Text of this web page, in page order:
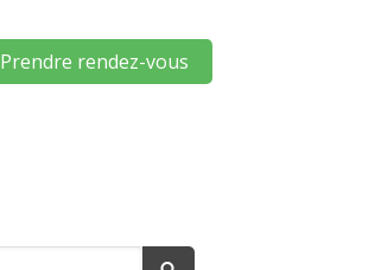
Prendre rendez-vous